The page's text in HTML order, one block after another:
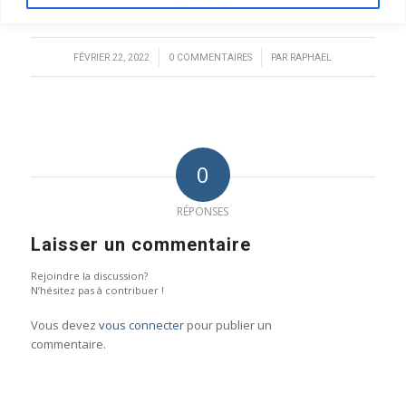
FÉVRIER 22, 2022
/ 0 COMMENTAIRES
/ PAR RAPHAEL
0
RÉPONSES
Laisser un commentaire
Rejoindre la discussion?
N’hésitez pas à contribuer !
Vous devez vous connecterpour publier un
commentaire.